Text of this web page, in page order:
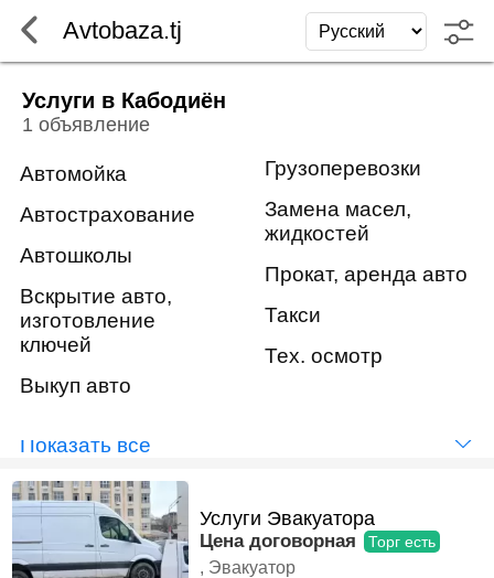
Avtobaza.tj
Услуги в Кабодиён
1 объявление
Автомойка
Автострахование
Автошколы
Вскрытие авто,
изготовление
ключей
Выкуп авто
Грузоперевозки
Замена масел,
жидкостей
Прокат, аренда авто
Такси
Тех. осмотр
Показать всё
Услуги Эвакуатора
Цена договорная Торг есть
, Эвакуатор